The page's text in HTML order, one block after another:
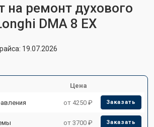
на ремонт духового
DMA 8 EX
19.07.2026
Цена
от 4250 ₽ Заказать
от 3700 ₽ Заказать